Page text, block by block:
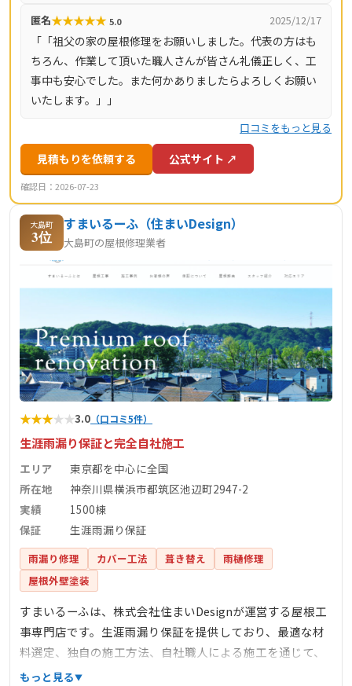
匿名★★★★★ 5.0 2025/12/17
「「祖父の家の屋根修理をお願いしました。代表の方はも
ちろん、作業して頂いた職人さんが皆さん礼儀正しく、工
事中も安心でした。また何かありましたらよろしくお願い
いたします。」」
口コミをもっと見る
見積もりを依頼する 公式サイト ↗
確認日：2026-07-23
大島町
3位
すまいるーふ（住まいDesign）
大島町の屋根修理業者
★★★★★3.0 （口コミ5件）
生涯雨漏り保証と完全自社施工
エリア
東京都を中心に全国
所在地
神奈川県横浜市都筑区池辺町2947-2
実績
1500棟
保証
生涯雨漏り保証
雨漏り修理 カバー工法 葺き替え
雨樋修理
屋根外壁塗装
すまいるーふは、株式会社住まいDesignが運営する屋根工
事専門店です。生涯雨漏り保証を提供しており、最適な材
料選定、独自の施工方法、自社職人による施工を通じて、
雨漏りしない住まいの安心を提供しています。完全自社施
もっと見る